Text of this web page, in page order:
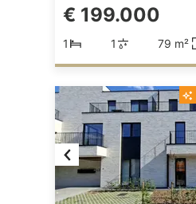
€ 199.000
1 1 79 m²
Previous